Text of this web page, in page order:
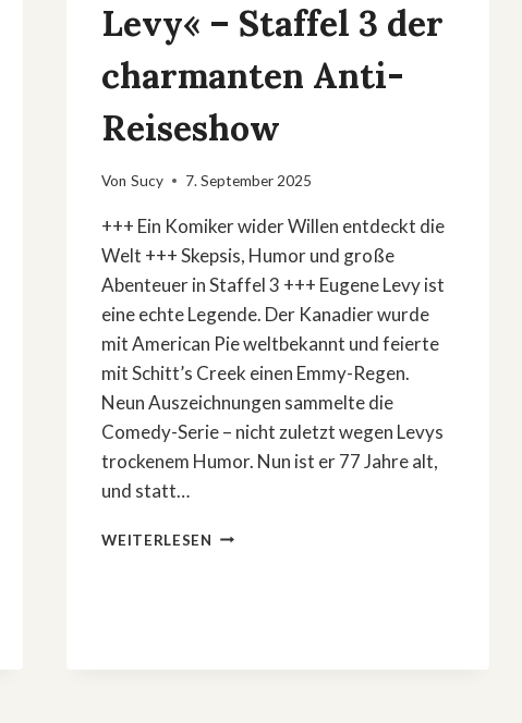
Levy« – Staffel 3 der
charmanten Anti-
Reiseshow
Von Sucy 7. September 2025
+++ Ein Komiker wider Willen entdeckt die
Welt +++ Skepsis, Humor und große
Abenteuer in Staffel 3 +++ Eugene Levy ist
eine echte Legende. Der Kanadier wurde
mit American Pie weltbekannt und feierte
mit Schitt’s Creek einen Emmy-Regen.
Neun Auszeichnungen sammelte die
Comedy-Serie – nicht zuletzt wegen Levys
trockenem Humor. Nun ist er 77 Jahre alt,
und statt…
WEITERLESEN »URLAUB
–